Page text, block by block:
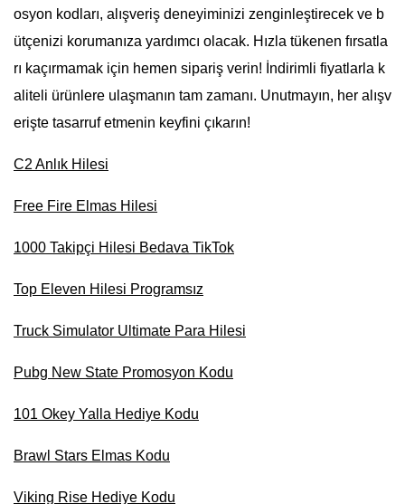
osyon kodları, alışveriş deneyiminizi zenginleştirecek ve b
ütçenizi korumanıza yardımcı olacak. Hızla tükenen fırsatla
rı kaçırmamak için hemen sipariş verin! İndirimli fiyatlarla k
aliteli ürünlere ulaşmanın tam zamanı. Unutmayın, her alışv
erişte tasarruf etmenin keyfini çıkarın!
C2 Anlık Hilesi
Free Fire Elmas Hilesi
1000 Takipçi Hilesi Bedava TikTok
Top Eleven Hilesi Programsız
Truck Simulator Ultimate Para Hilesi
Pubg New State Promosyon Kodu
101 Okey Yalla Hediye Kodu
Brawl Stars Elmas Kodu
Viking Rise Hediye Kodu